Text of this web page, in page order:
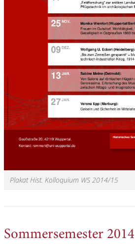
Plakat Hist. Kolloquium WS 2014/15
Sommersemester 2014